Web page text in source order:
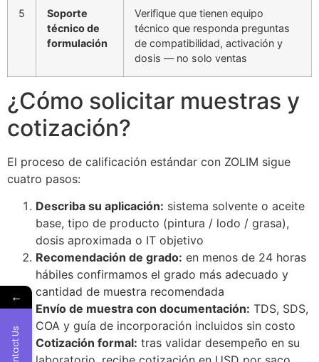
5
Soporte
técnico de
formulación
Verifique que tienen equipo
técnico que responda preguntas
de compatibilidad, activación y
dosis — no solo ventas
¿Cómo solicitar muestras y
cotización?
El proceso de calificación estándar con ZOLIM sigue
cuatro pasos:
Describa su aplicación: sistema solvente o aceite
base, tipo de producto (pintura / lodo / grasa),
dosis aproximada o IT objetivo
Recomendación de grado: en menos de 24 horas
hábiles confirmamos el grado más adecuado y
cantidad de muestra recomendada
Envío de muestra con documentación: TDS, SDS,
COA y guía de incorporación incluidos sin costo
Cotización formal: tras validar desempeño en su
←
Contact Us